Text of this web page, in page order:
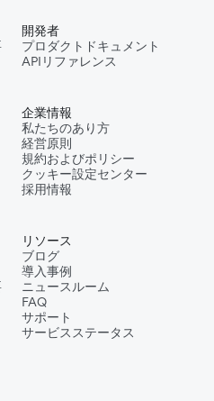
開発者
プロダクトドキュメント
APIリファレンス
企業情報
私たちのあり方
経営原則
規約およびポリシー
クッキー設定センター
採用情報
リソース
ブログ
導入事例
ニュースルーム
FAQ
サポート
サービスステータス